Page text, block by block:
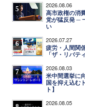
5 2026.08.06
高市政権の消
党が猛反発 ─
い
6 2026.07.27
疲労・人間関
「ザ・リバテ
7 2026.08.03
米中間選挙に
国を抑え込む
ト】
2026.08.05